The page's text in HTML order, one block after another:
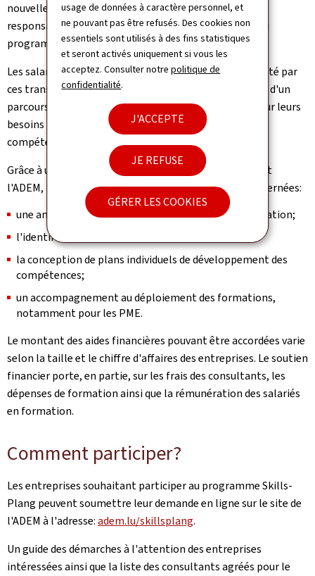
usage de données à caractère personnel, et
ne pouvant pas être refusés. Des cookies non
essentiels sont utilisés à des fins statistiques
et seront activés uniquement si vous les
acceptez. Consulter notrepolitique de
confidentialité.
J'ACCEPTE
JE REFUSE
GÉRER LES COOKIES
nouvelles attentes des clients",a précisé Steffi Wolak,
responsable du service salariés de l'ADEM, en charge du
programme.
Les salariés concernés doivent occuper un poste impacté par
ces transformations et être susceptibles de bénéficier d'un
parcours de formation d'au moins 120 heures, aligné sur leurs
besoins individuels de requalification ou de montée en
compétences.
Grâce à un cofinancement par le ministère du Travail et
l'ADEM, le
Plangoffre ainsi aux entreprises concernées:
une analyse rapide de leur situation RH et de la formation;
l'identification des postes et salariés impactés;
la conception de plans individuels de développement des
compétences;
un accompagnement au déploiement des formations,
notamment pour les PME.
Le montant des aides financières pouvant être accordées varie
selon la taille et le chiffre d'affaires des entreprises. Le soutien
financier porte, en partie, sur les frais des consultants, les
dépenses de formation ainsi que la rémunération des salariés
en formation.
Comment participer?
Les entreprises souhaitant participer au programme Skills-
Plang peuvent soumettre leur demande en ligne sur le site de
l'ADEM à l'adresse:adem.lu/skillsplang.
Un guide des démarches à l'attention des entreprises
intéressées ainsi que la liste des consultants agréés pour le